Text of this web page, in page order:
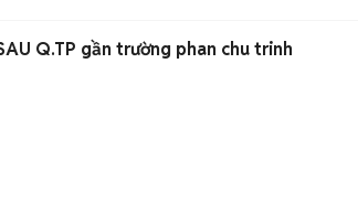
Q.TP gần trường phan chu trinh